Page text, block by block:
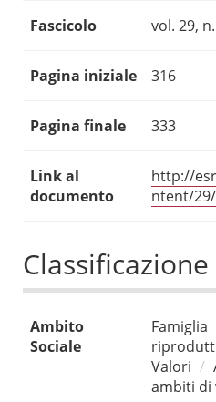
Fascicolo vol. 29,
Pagina iniziale 316
Pagina finale 333
Link al
documento
http://
ntent/
Classificazione
Ambito
Sociale
Famiglia
Valori
ambiti di